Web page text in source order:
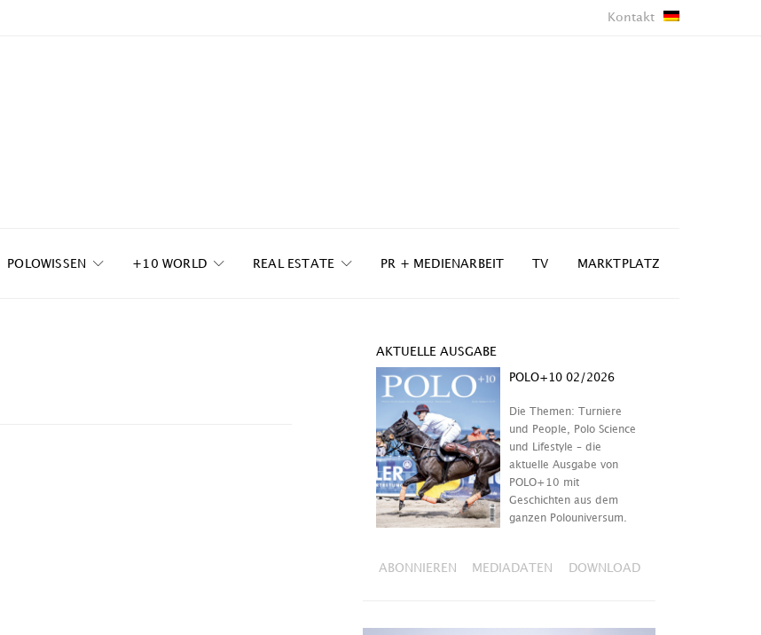
Kontakt
POLOWISSEN +10 WORLD REAL ESTATE PR + MEDIENARBEIT TV MARKTPLATZ
AKTUELLE AUSGABE
POLO+10 02/2026
Die Themen: Turniere
und People, Polo Science
und Lifestyle – die
aktuelle Ausgabe von
POLO+10 mit
Geschichten aus dem
ganzen Polouniversum.
ABONNIEREN MEDIADATEN DOWNLOAD